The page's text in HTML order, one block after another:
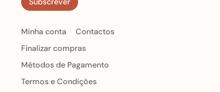
Minha conta
Contactos
Finalizar compras
Métodos de Pagamento
Termos e Condições